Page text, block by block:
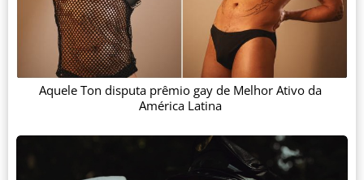
Aquele Ton disputa prêmio gay de Melhor Ativo da
América Latina